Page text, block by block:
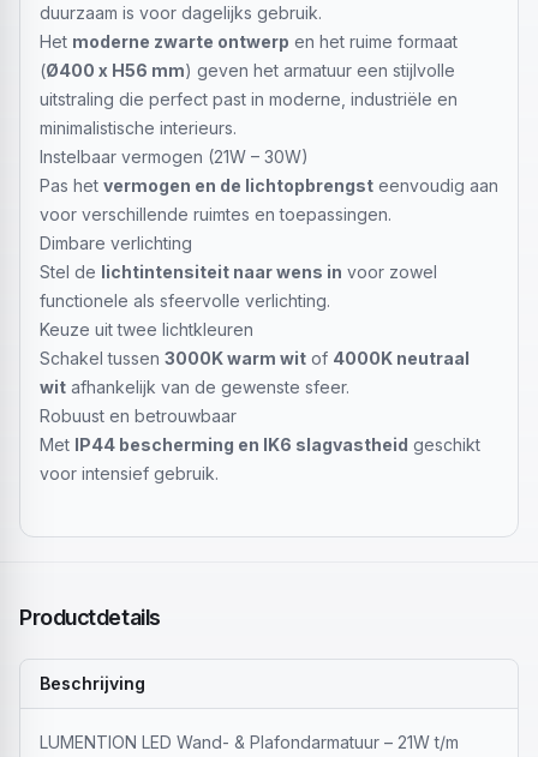
duurzaam is voor dagelijks gebruik.
Het moderne zwarte ontwerp en het ruime formaat
(Ø400 x H56 mm) geven het armatuur een stijlvolle
uitstraling die perfect past in moderne, industriële en
minimalistische interieurs.
Instelbaar vermogen (21W – 30W)
Pas het vermogen en de lichtopbrengst eenvoudig aan
voor verschillende ruimtes en toepassingen.
Dimbare verlichting
Stel de lichtintensiteit naar wens in voor zowel
functionele als sfeervolle verlichting.
Keuze uit twee lichtkleuren
Schakel tussen 3000K warm wit of 4000K neutraal
wit afhankelijk van de gewenste sfeer.
Robuust en betrouwbaar
Met IP44 bescherming en IK6 slagvastheid geschikt
voor intensief gebruik.
Productdetails
Beschrijving
LUMENTION LED Wand- & Plafondarmatuur – 21W t/m